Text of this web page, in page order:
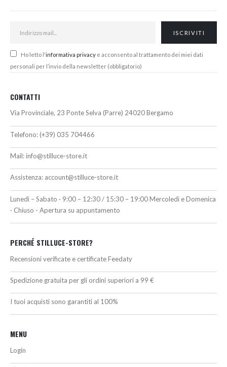
Ho letto l'informativa privacy e acconsento al trattamento dei miei dati
personali per l’invio della newsletter (obbligatorio)
CONTATTI
Via Provinciale, 23 Ponte Selva (Parre) 24020 Bergamo
Telefono: (+39) 035 704466
Mail:info@stilluce-store.it
Assistenza: account@stilluce-store.it
Lunedì – Sabato · 9:00 – 12:30 / 15:30 – 19:00 Mercoledì e Domenica
· Chiuso - Apertura su appuntamento
PERCHÉ STILLUCE-STORE?
Recensioni verificate e certificate Feedaty
Spedizione gratuita per gli ordini superiori a 99 €
I tuoi acquisti sono garantiti al 100%
MENU
Login